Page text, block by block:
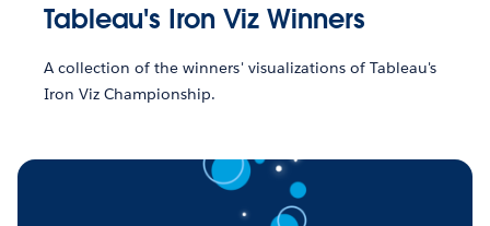
Tableau's Iron Viz Winners
A collection of the winners' visualizations of Tableau's
Iron Viz Championship.